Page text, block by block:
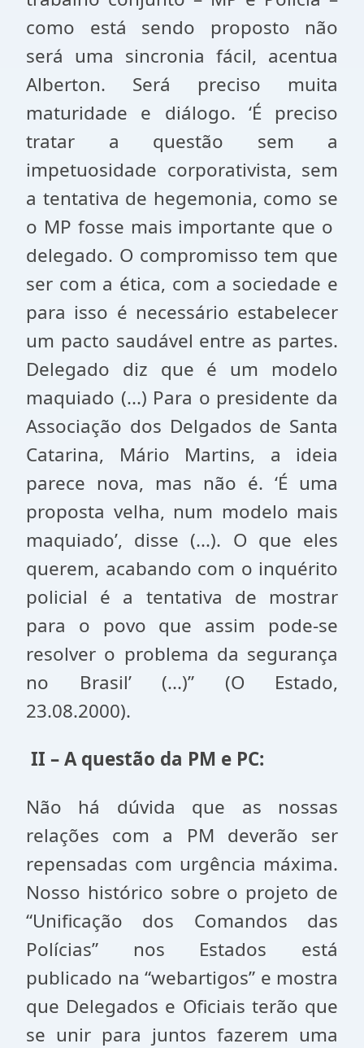
como está sendo proposto não
será uma sincronia fácil, acentua
Alberton. Será preciso muita
maturidade e diálogo. ‘É preciso
tratar a questão sem a
impetuosidade corporativista, sem
a tentativa de hegemonia, como se
o MP fosse mais importante que o
delegado. O compromisso tem que
ser com a ética, com a sociedade e
para isso é necessário estabelecer
um pacto saudável entre as partes.
Delegado diz que é um modelo
maquiado (...) Para o presidente da
Associação dos Delgados de Santa
Catarina, Mário Martins, a ideia
parece nova, mas não é. ‘É uma
proposta velha, num modelo mais
maquiado’, disse (...). O que eles
querem, acabando com o inquérito
policial é a tentativa de mostrar
para o povo que assim pode-se
resolver o problema da segurança
no Brasil’ (...)” (O Estado,
23.08.2000).
II – A questão da PM e PC:
Não há dúvida que as nossas
relações com a PM deverão ser
repensadas com urgência máxima.
Nosso histórico sobre o projeto de
“Unificação dos Comandos das
Polícias” nos Estados está
publicado na “webartigos” e mostra
que Delegados e Oficiais terão que
se unir para juntos fazerem uma